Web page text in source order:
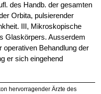
des Handb. der gesamten
Orbita, pulsierender
III, Mikroskopische
Glaskörpers. Ausserdem
operativen Behandlung der
er sich eingehend
hervorragender Ärzte des